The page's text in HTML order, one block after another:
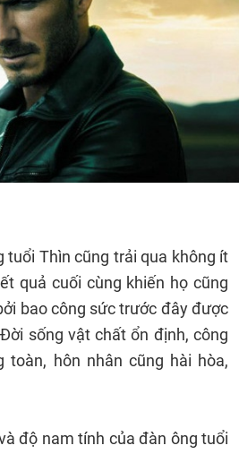
tuổi Thìn cũng trải qua không ít
quả cuối cùng khiến họ cũng
bao công sức trước đây được
sống vật chất ổn định, công
toàn, hôn nhân cũng hài hòa,
độ nam tính của đàn ông tuổi